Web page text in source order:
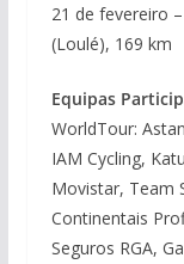
21 de fevereiro
(Loulé), 169 km
Equipas
WorldTour:
IAM Cycling,
Movistar, Team
Continentais
Seguros RGA,